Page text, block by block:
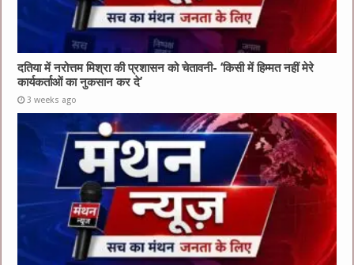
दतिया में नरोत्तम मिश्रा की प्रशासन को चेतावनी- ‘किसी में हिम्मत नहीं मेरे
कार्यकर्ताओं का नुकसान कर दे’
3 weeks ago